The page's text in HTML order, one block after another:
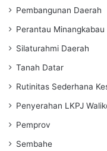
Pembangunan Daerah
Perantau Minangkabau
Silaturahmi Daerah
Tanah Datar
Rutinitas Sederhana
Penyerahan LKPJ
Pemprov
Sembahe